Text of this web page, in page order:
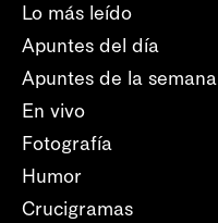
Lo más leído
Apuntes del día
Apuntes de la semana
En vivo
Fotografía
Humor
Crucigramas